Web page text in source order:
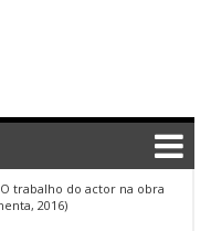
O trabalho do actor na obra
2016)